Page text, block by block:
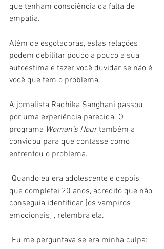
que tenham consciência da falta de
empatia.
Além de esgotadoras, estas relações
podem debilitar pouco a pouco a sua
autoestima e fazer você duvidar se não é
você que tem o problema.
A jornalista Radhika Sanghani passou
por uma experiência parecida. O
programa Woman's Hour também a
convidou para que contasse como
enfrentou o problema.
"Quando eu era adolescente e depois
que completei 20 anos, acredito que não
conseguia identificar [os vampiros
emocionais]", relembra ela.
"Eu me perguntava se era minha culpa: